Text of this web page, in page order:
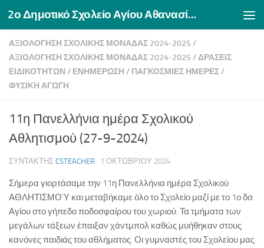
Skip to content 2ο Δημοτικό Σχολείο Αγίου Αθανασίου Δράμας
ΑΞΙΟΛΟΓΗΣΗ ΣΧΟΛΙΚΗΣ ΜΟΝΑΔΑΣ 2024-2025 /
ΑΞΙΟΛΌΓΗΣΗ ΣΧΟΛΙΚΉΣ ΜΟΝΆΔΑΣ 2024-2025 /ΔΡΆΣΕΙΣ
ΕΙΔΙΚΟΤΉΤΩΝ / ΕΝΗΜΕΡΩΣΗ / ΠΑΓΚΌΣΜΙΕΣ ΗΜΈΡΕΣ/
ΦΥΣΙΚΉ ΑΓΩΓΉ
11η Πανελλήνια ημέρα Σχολικού
Αθλητισμού (27-9-2024)
ΣΥΝΤΆΚΤΗΣ CSTEACHER · 1 ΟΚΤΩΒΡΊΟΥ 2024
Σήμερα γιορτάσαμε την 11η Πανελλήνια ημέρα Σχολικού
ΑΘΛΗΤΙΣΜΟΎ και μεταβήκαμε όλο το Σχολείο μαζί με το 1ο δσ.
Αγίου στο γήπεδο ποδοσφαίρου του χωριού. Τα τμήματα των
μεγάλων τάξεων έπαιξαν χάντμπολ καθώς μυήθηκαν στους
κανόνες παιδιάς του αθλήματος. Οι γυμναστές του Σχολείου μας